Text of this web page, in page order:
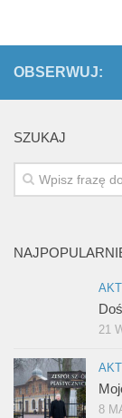
OBSERWUJ:
SZUKAJ
21
8